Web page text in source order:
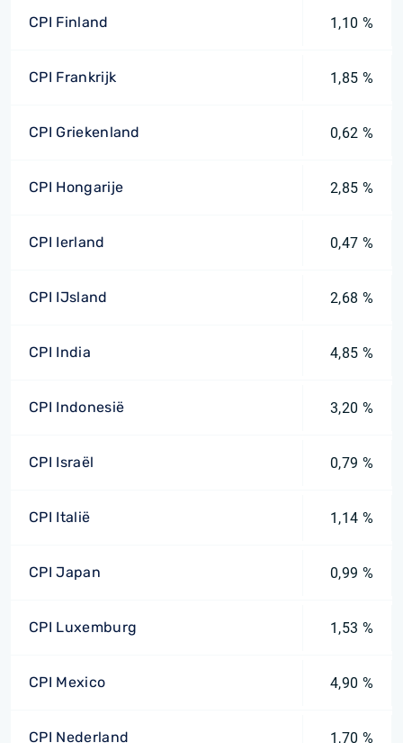
CPI Finland 1,10 %
CPI Frankrijk 1,85 %
CPI Griekenland 0,62 %
CPI Hongarije 2,85 %
CPI Ierland 0,47 %
CPI IJsland 2,68 %
CPI India 4,85 %
CPI Indonesië 3,20 %
CPI Israël 0,79 %
CPI Italië 1,14 %
CPI Japan 0,99 %
CPI Luxemburg 1,53 %
CPI Mexico 4,90 %
CPI Nederland 1,70 %